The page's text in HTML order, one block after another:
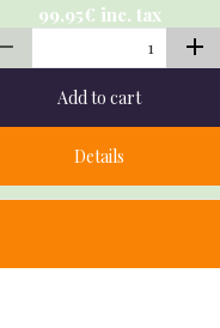
99,95€ inc. tax
Add to cart
Details